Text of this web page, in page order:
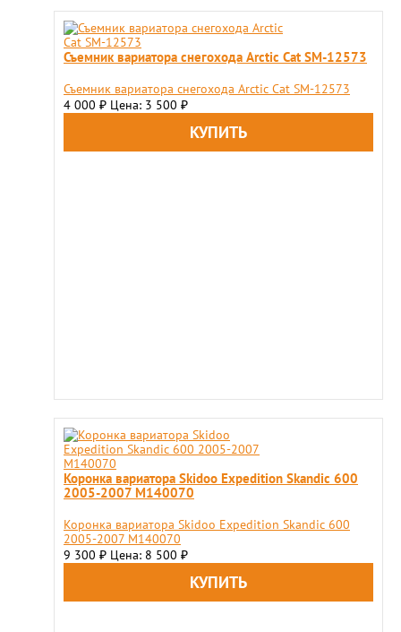
Съемник вариатора снегохода Arctic Cat SM-12573
Съемник вариатора снегохода Arctic Cat SM-12573
4 000 ₽ Цена: 3 500 ₽
Коронка вариатора Skidoo Expedition Skandic 600
2005-2007 M140070
Коронка вариатора Skidoo Expedition Skandic 600
2005-2007 M140070
9 300 ₽ Цена: 8 500 ₽